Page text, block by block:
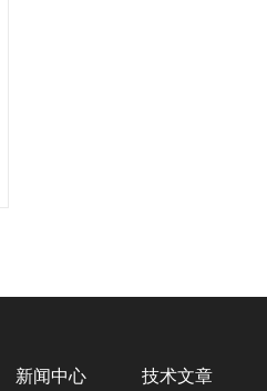
新闻中心 技术文章